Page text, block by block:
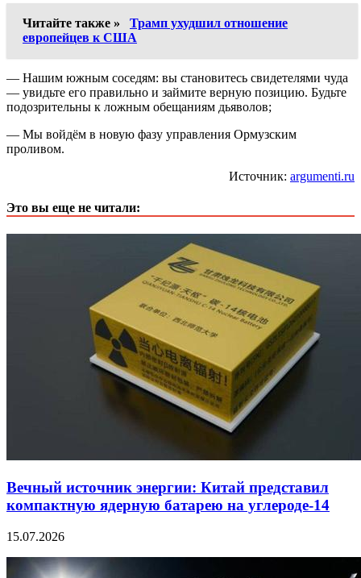
Читайте также »
Трамп ухудшил отношение
европейцев к США
— Нашим южным соседям: вы становитесь свидетелями чуда
— увидьте его правильно и займите верную позицию. Будьте
подозрительны к ложным обещаниям дьяволов;
— Мы войдём в новую фазу управления Ормузским
проливом.
Источник: argumenti.ru
Это вы еще не читали:
Вечный источник энергии: Китай представил
компактную ядерную батарею на углероде-14
15.07.2026